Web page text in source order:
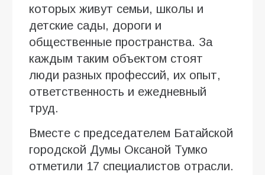
которых живут семьи, школы и
детские сады, дороги и
общественные пространства. За
каждым таким объектом стоят
люди разных профессий, их опыт,
ответственность и ежедневный
труд.
Вместе с председателем Батайской
городской Думы Оксаной Тумко
отметили 17 специалистов отрасли.